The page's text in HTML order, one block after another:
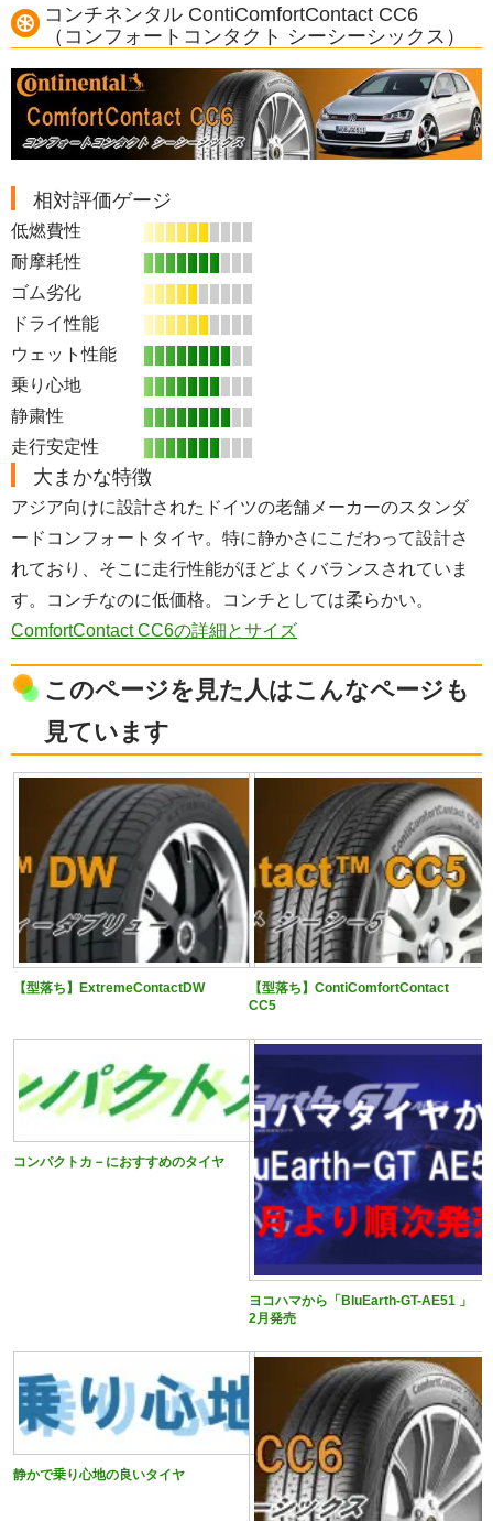
コンチネンタル ContiComfortContact CC6
（コンフォートコンタクト シーシーシックス）
相対評価ゲージ
低燃費性
耐摩耗性
ゴム劣化
ドライ性能
ウェット性能
乗り心地
静粛性
走行安定性
大まかな特徴
アジア向けに設計されたドイツの老舗メーカーのスタンダ
ードコンフォートタイヤ。特に静かさにこだわって設計さ
れており、そこに走行性能がほどよくバランスされていま
す。コンチなのに低価格。コンチとしては柔らかい。
ComfortContact CC6の詳細とサイズ
このページを見た人はこんなページも
見ています
【型落ち】ExtremeContactDW
【型落ち】ContiComfortContact
CC5
コンパクトカ－におすすめのタイヤ
ヨコハマから「BluEarth-GT-AE51 」
2月発売
静かで乗り心地の良いタイヤ